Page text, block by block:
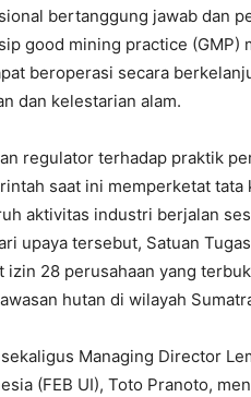
bertanggung jawab dan
good mining practice (GMP)
beroperasi secara
dan kelestarian alam.
regulator terhadap praktik
saat ini memperketat
aktivitas industri berjalan
upaya tersebut, Satuan
izin 28 perusahaan yang
hutan di wilayah
Managing Director
(FEB UI), Toto Pranoto,